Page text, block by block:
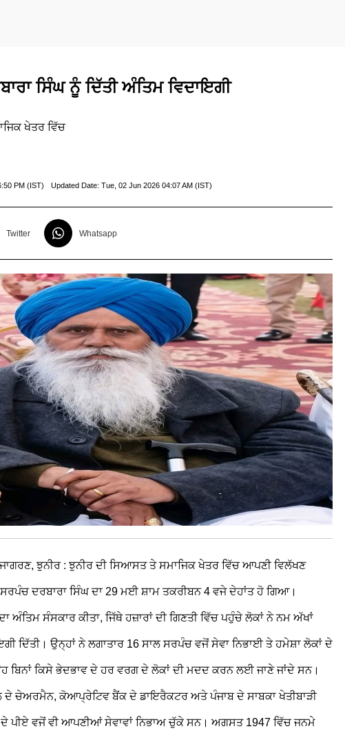
ਸਿੰਘ ਨੂੰ ਦਿੱਤੀ ਅੰਤਿਮ ਵਿਦਾਇਗੀ
ਖੇਤਰ ਵਿੱਚ
PM (IST) Updated Date: Tue, 02 Jun 2026 04:07 AM (IST)
Twitter Whatsapp
ਝੁਨੀਰ : ਝੁਨੀਰ ਦੀ ਸਿਆਸਤ ਤੇ ਸਮਾਜਿਕ ਖੇਤਰ ਵਿੱਚ ਆਪਣੀ ਵਿਲੱਖਣ
ਦਰਬਾਰਾ ਸਿੰਘ ਦਾ 29 ਮਈ ਸ਼ਾਮ ਤਕਰੀਬਨ 4 ਵਜੇ ਦੇਹਾਂਤ ਹੋ ਗਿਆ।
ਅੰਤਿਮ ਸੰਸਕਾਰ ਕੀਤਾ, ਜਿੱਥੇ ਹਜ਼ਾਰਾਂ ਦੀ ਗਿਣਤੀ ਵਿੱਚ ਪਹੁੰਚੇ ਲੋਕਾਂ ਨੇ ਨਮ ਅੱਖਾਂ
ਦਿੱਤੀ। ਉਨ੍ਹਾਂ ਨੇ ਲਗਾਤਾਰ 16 ਸਾਲ ਸਰਪੰਚ ਵਜੋਂ ਸੇਵਾ ਨਿਭਾਈ ਤੇ ਹਮੇਸ਼ਾ ਲੋਕਾਂ ਦੇ
ਬਿਨਾਂ ਕਿਸੇ ਭੇਦਭਾਵ ਦੇ ਹਰ ਵਰਗ ਦੇ ਲੋਕਾਂ ਦੀ ਮਦਦ ਕਰਨ ਲਈ ਜਾਣੇ ਜਾਂਦੇ ਸਨ।
ਦੇ ਚੇਅਰਮੈਨ, ਕੋਆਪ੍ਰੇਟਿਵ ਬੈਂਕ ਦੇ ਡਾਇਰੈਕਟਰ ਅਤੇ ਪੰਜਾਬ ਦੇ ਸਾਬਕਾ ਖੇਤੀਬਾੜੀ
ਪੀਏ ਵਜੋਂ ਵੀ ਆਪਣੀਆਂ ਸੇਵਾਵਾਂ ਨਿਭਾਅ ਚੁੱਕੇ ਸਨ। ਅਗਸਤ 1947 ਵਿੱਚ ਜਨਮੇ